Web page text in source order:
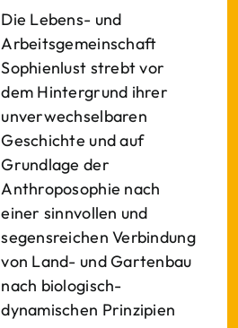
Die Lebens- und
Arbeitsgemeinschaft
Sophienlust strebt vor
dem Hintergrund ihrer
unverwechselbaren
Geschichte und auf
Grundlage der
Anthroposophie nach
einer sinnvollen und
segensreichen Verbindung
von Land- und Gartenbau
nach biologisch-
dynamischen Prinzipien